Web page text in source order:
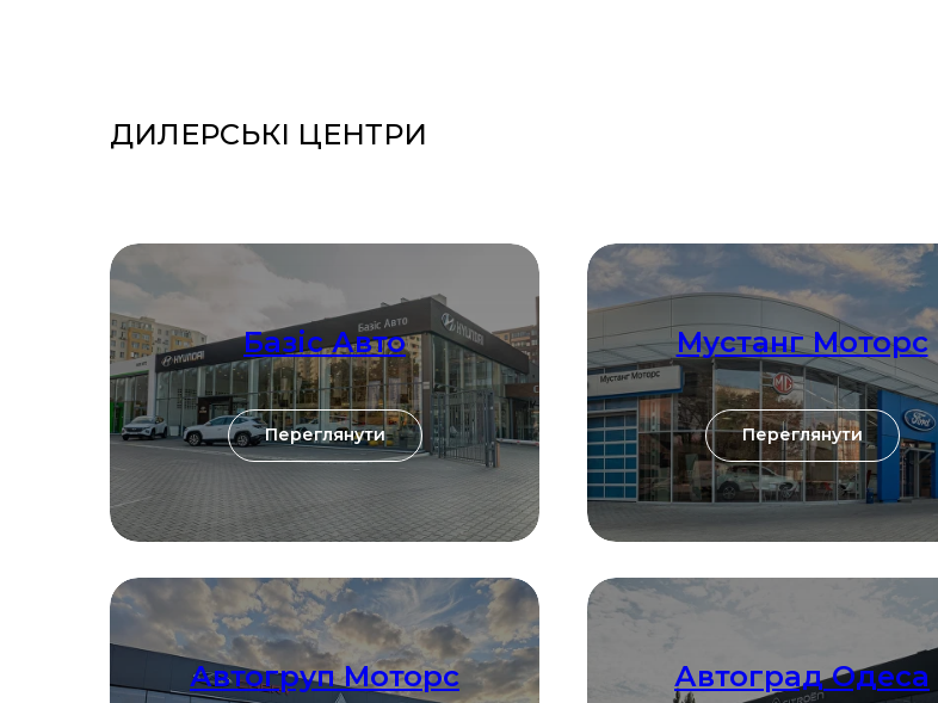
ДИЛЕРСЬКІ ЦЕНТРИ
Базіс Авто
Переглянути
Мустанг Моторс
Переглянути
Автогруп Моторс Автоград Одеса